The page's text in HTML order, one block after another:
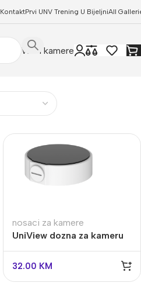
KontaktPrvi UNV Trening U BijeljniAll
WIFI kamere
nosaci za kamere
UniView dozna za kameru
TR-JB03-H-IN-V2
32.00 KM